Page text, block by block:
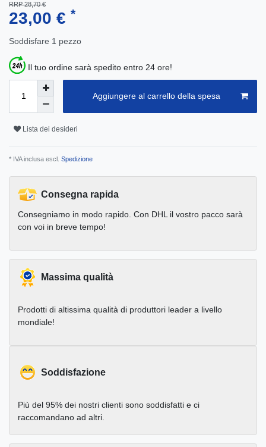
RRP 28,70 €
23,00 € *
Soddisfare 1 pezzo
Il tuo ordine sarà spedito entro 24 ore!
Aggiungere al carrello della spesa
Lista dei desideri
* IVA inclusa escl. Spedizione
Consegna rapida
Consegniamo in modo rapido. Con DHL il vostro pacco sarà
con voi in breve tempo!
Massima qualità
Prodotti di altissima qualità di produttori leader a livello
mondiale!
Soddisfazione
Più del 95% dei nostri clienti sono soddisfatti e ci
raccomandano ad altri.